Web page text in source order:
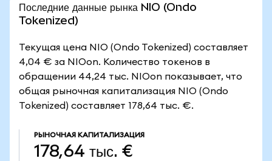
Последние данные рынка NIO (Ondo
Tokenized)
Текущая цена NIO (Ondo Tokenized) составляет
4,04 € за NIOon. Количество токенов в
обращении 44,24 тыс. NIOon показывает, что
общая рыночная капитализация NIO (Ondo
Tokenized) составляет 178,64 тыс. €.
РЫНОЧНАЯ КАПИТАЛИЗАЦИЯ
178,64 тыс. €